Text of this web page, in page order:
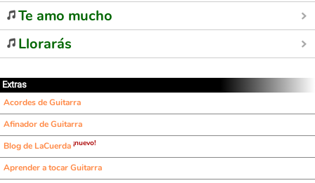
Te amo mucho
Llorarás
Extras
Acordes de Guitarra
Afinador de Guitarra
Blog de LaCuerda ¡nuevo!
Aprender a tocar Guitarra